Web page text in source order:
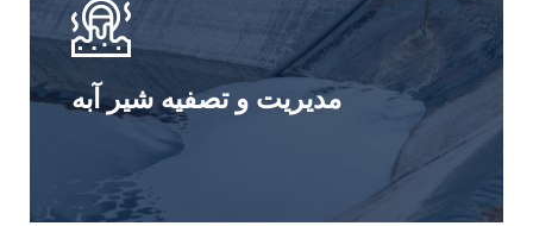
مدیریت و تصفیه شیر آبه